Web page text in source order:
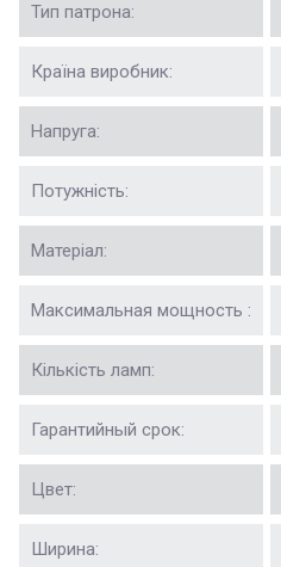
Тип патрона:
Країна виробник:
Напруга:
Потужність:
Матеріал:
Максимальная мощность :
Кількість ламп:
Гарантийный срок:
Цвет:
Ширина: